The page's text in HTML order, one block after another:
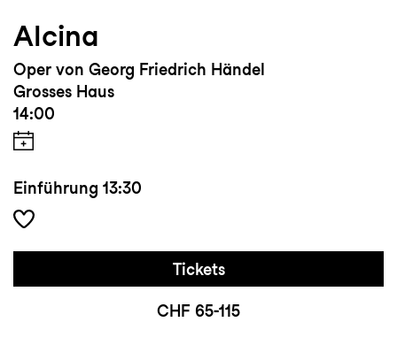
Alcina
Oper von Georg Friedrich Händel
Grosses Haus
14:00
Einführung 13:30
Tickets
CHF 65-115